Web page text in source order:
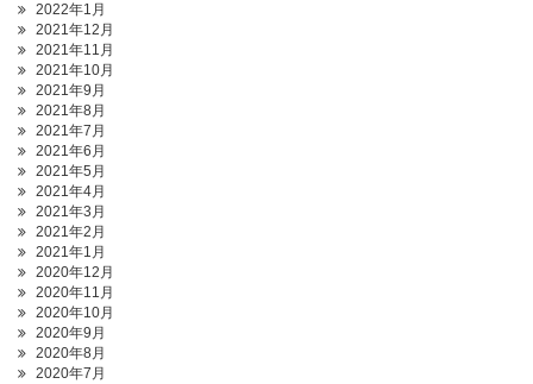
2022年1月
2021年12月
2021年11月
2021年10月
2021年9月
2021年8月
2021年7月
2021年6月
2021年5月
2021年4月
2021年3月
2021年2月
2021年1月
2020年12月
2020年11月
2020年10月
2020年9月
2020年8月
2020年7月